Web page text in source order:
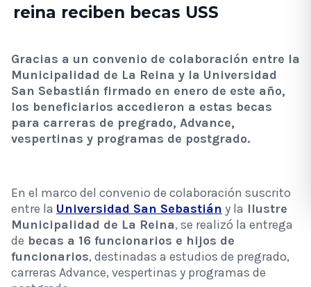
reina reciben becas USS
Gracias a un convenio de colaboración entre la
Municipalidad de La Reina y la Universidad
San Sebastián firmado en enero de este año,
los beneficiarios accedieron a estas becas
para carreras de pregrado, Advance,
vespertinas y programas de postgrado.
En el marco del convenio de colaboración suscrito
entre la Universidad San Sebastián y la Ilustre
Municipalidad de La Reina, se realizó la entrega
de becas a 16 funcionarios e hijos de
funcionarios, destinadas a estudios de pregrado,
carreras Advance, vespertinas y programas de